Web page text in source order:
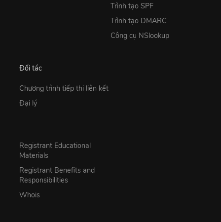
Trình tạo SPF
Trình tạo DMARC
Công cụ NSlookup
Đối tác
Chương trình tiếp thị liên kết
Đại lý
Registrant Educational
Materials
Registrant Benefits and
Responsibilities
Whois